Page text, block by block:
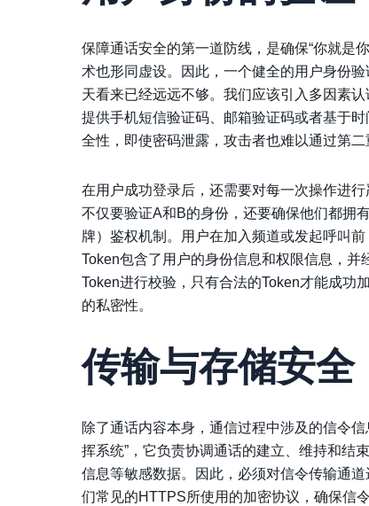
保障通话安全的第一道防线，是确保“你就是
术也形同虚设。因此，一个健全的用户身份验
天看来已经远远不够。我们应该引入多因素
提供手机短信验证码、邮箱验证码或者基于
全性，即使密码泄露，攻击者也难以通过第二
在用户成功登录后，还需要对每一次操作进
不仅要验证A和B的身份，还要确保他们都拥
牌）鉴权机制。用户在加入频道或发起呼叫
Token包含了用户的身份信息和权限信息，
Token进行校验，只有合法的Token才能成功
的私密性。
传输与存储安全
除了通话内容本身，通信过程中涉及的信令
挥系统”，它负责协调通话的建立、维持和结
信息等敏感数据。因此，必须对信令传输通
们常见的HTTPS所使用的加密协议，确保信